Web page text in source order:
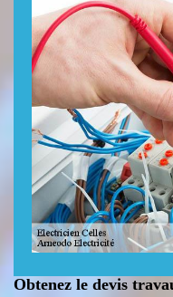
Obtenez le devis